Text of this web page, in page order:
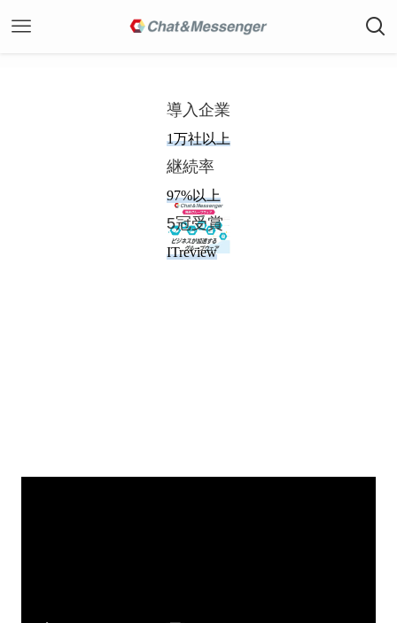
導入企業
1万社以上
継続率
97%以上
5冠受賞
ITreview